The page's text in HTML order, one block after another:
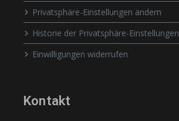
Privatsphäre-Einstellungen ändern
Historie der Privatsphäre-Einstellungen
Einwilligungen widerrufen
Kontakt